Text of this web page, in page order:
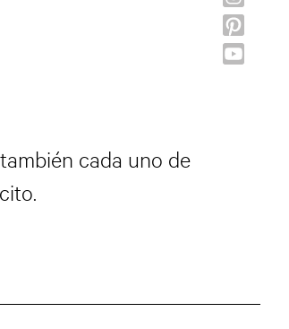
cada uno de